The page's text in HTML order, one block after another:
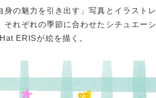
の魅力を引き出す」写真とイラストレ
れぞれの季節に合わせたシチュエーシ
ERISが絵を描く。